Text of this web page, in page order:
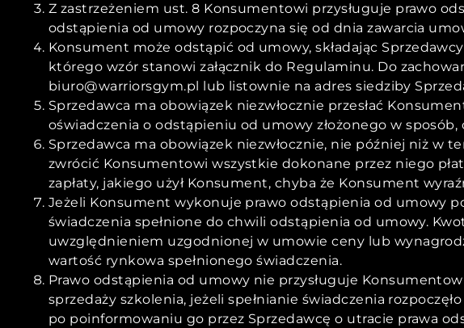
Z zastrzeżeniem ust. 8 Konsumentowi przysługuje prawo
odstąpienia od umowy rozpoczyna się od dnia zawarcia
Konsument może odstąpić od umowy, składając
którego wzór stanowi załącznik do Regulaminu. Do
biuro@warriorsgym.pl lub listownie na adres siedziby
Sprzedawca ma obowiązek niezwłocznie przesłać
oświadczenia o odstąpieniu od umowy złożonego w
Sprzedawca ma obowiązek niezwłocznie, nie później niż w
zwrócić Konsumentowi wszystkie dokonane przez niego
zapłaty, jakiego użył Konsument, chyba że Konsument
Jeżeli Konsument wykonuje prawo odstąpienia od umowy po
świadczenia spełnione do chwili odstąpienia od umowy.
uwzględnieniem uzgodnionej w umowie ceny lub
wartość rynkowa spełnionego świadczenia.
Prawo odstąpienia od umowy nie przysługuje
sprzedaży szkolenia, jeżeli spełnianie świadczenia
po poinformowaniu go przez Sprzedawcę o utracie prawa